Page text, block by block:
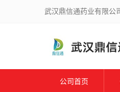
武汉鼎信通药业有限公
公司首页